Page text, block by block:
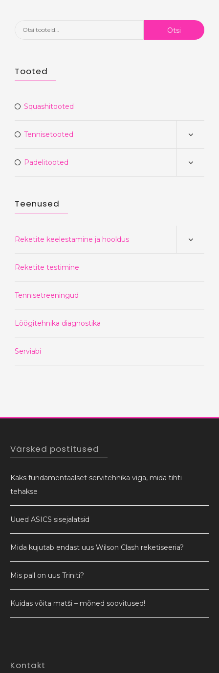
Otsi: Otsi
Tooted
Squashitooted
Tennisetooted
Padelitooted
Teenused
Reketite keelestamine ja hooldus
Reketite testimine
Tennisetreeningud
Löögitehnika diagnostika
Serviabi
Värsked postitused
Kaks fundamentaalset servitehnika viga, mida tihti
tehakse
Uued ASICS sisejalatsid
Mida kujutab endast uus Wilson Clash reketiseeria?
Mis pall on uus Triniti?
Kuidas võita matši – mõned soovitused!
Kontakt